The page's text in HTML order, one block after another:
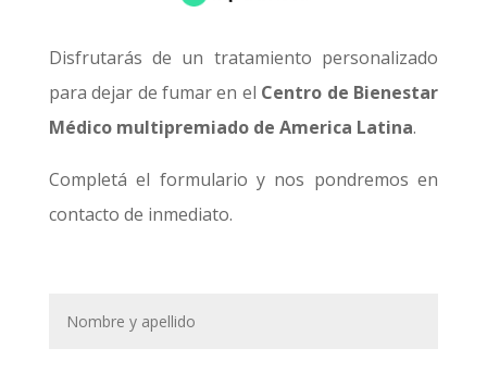
Disfrutarás de un tratamiento personalizado
para dejar de fumar en el Centro de Bienestar
Médico multipremiado de America Latina.
Completá el formulario y nos pondremos en
contacto de inmediato.